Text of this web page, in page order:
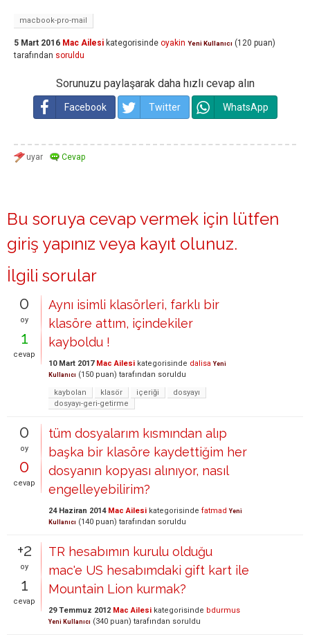
macbook-pro-mail
5 Mart 2016 Mac Ailesi kategorisinde oyakin Yeni Kullanıcı (120 puan)
tarafından soruldu
Sorunuzu paylaşarak daha hızlı cevap alın
Facebook Twitter WhatsApp
Bu soruya cevap vermek için lütfen
giriş yapınız veya kayıt olunuz.
İlgili sorular
0
oy
1
cevap
Aynı isimli klasörleri, farklı bir
klasöre attım, içindekiler
kayboldu !
10 Mart 2017 Mac Ailesi kategorisinde dalisa Yeni
Kullanıcı (150 puan) tarafından soruldu
kaybolan
klasör içeriği
dosyayı
dosyayı-geri-getirme
0
oy
0
cevap
tüm dosyalarım kısmından alıp
başka bir klasöre kaydettiğim her
dosyanın kopyası alınıyor, nasıl
engelleyebilirim?
24 Haziran 2014 Mac Ailesi kategorisinde fatmad Yeni
Kullanıcı (140 puan) tarafından soruldu
+2
oy
1
cevap
TR hesabımın kurulu olduğu
mac'e US hesabımdaki gift kart ile
Mountain Lion kurmak?
29 Temmuz 2012 Mac Ailesi kategorisinde bdurmus
Yeni Kullanıcı (340 puan) tarafından soruldu